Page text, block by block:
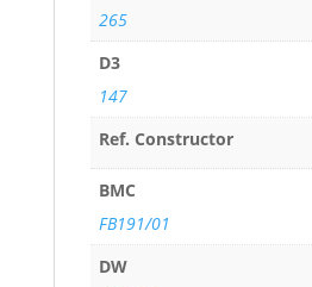
265
D3
147
Ref. Constructor
BMC
FB191/01
DW